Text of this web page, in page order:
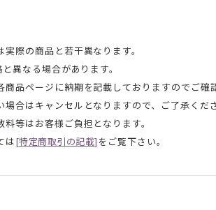
際の商品と若干異なります。
異なる場合があります。
商品ページに納期を記載しておりますのでご確
合はキャンセルとなりますので、ご了承くださ
等はお客様ご負担となります。
は[特定商取引の記載] をご覧下さい。